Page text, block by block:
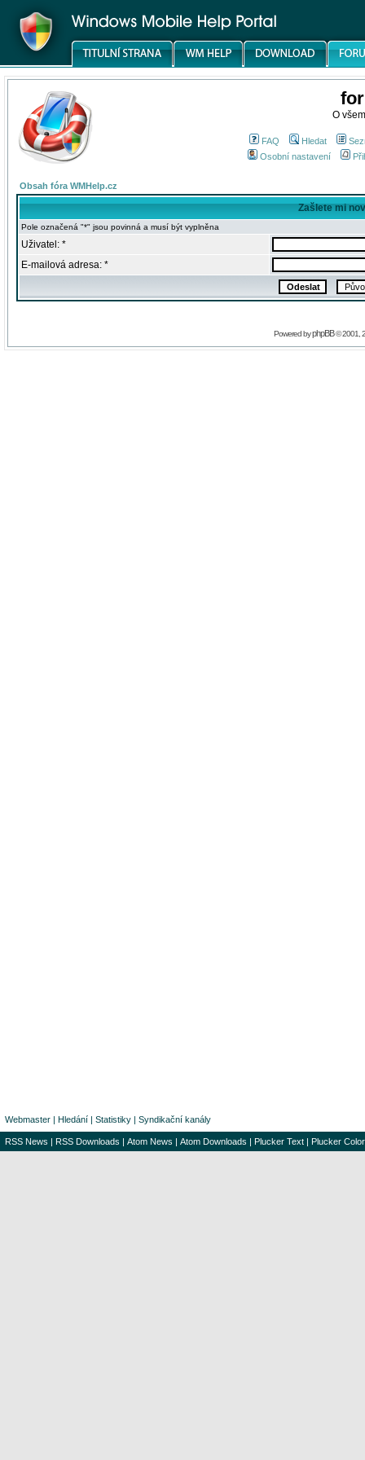
O
FAQ Hledat
Osobní nastavení
Obsah fóra WMHelp.cz
Zašlete mi
Pole označená "*" jsou povinná a musí být vyplněna
Uživatel: *
E-mailová adresa: *
Powered byphpBB© 2001,
Webmaster | Hledání | Statistiky | Syndikační kanály
RSS News | RSS Downloads | Atom News | Atom Downloads | Plucker Text | Plucker Color